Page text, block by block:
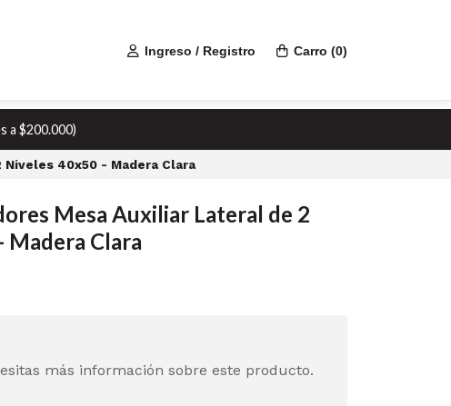
Ingreso / Registro Carro (0)
a $200.000)
40x50 - Madera Clara
Mesa Auxiliar Lateral de 2
Madera Clara
más información sobre este producto.